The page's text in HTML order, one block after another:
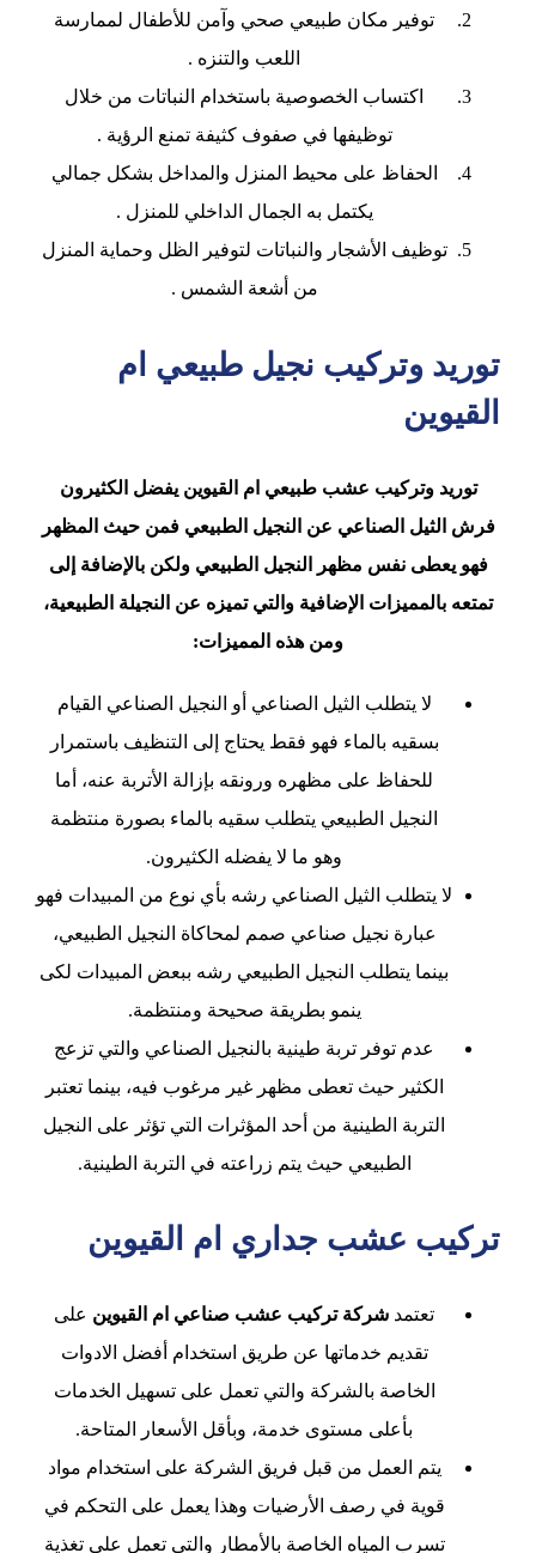
توفير مكان طبيعي صحي وآمن للأطفال لممارسة
اللعب والتنزه .
اكتساب الخصوصية باستخدام النباتات من خلال
توظيفها في صفوف كثيفة تمنع الرؤية .
الحفاظ على محيط المنزل والمداخل بشكل جمالي
يكتمل به الجمال الداخلي للمنزل .
توظيف الأشجار والنباتات لتوفير الظل وحماية المنزل
من أشعة الشمس .
توريد وتركيب نجيل طبيعي ام
القيوين
توريد وتركيب عشب طبيعي ام القيوين يفضل الكثيرون
فرش الثيل الصناعي عن النجيل الطبيعي فمن حيث المظهر
فهو يعطى نفس مظهر النجيل الطبيعي ولكن بالإضافة إلى
تمتعه بالمميزات الإضافية والتي تميزه عن النجيلة الطبيعية،
ومن هذه المميزات:
لا يتطلب الثيل الصناعي أو النجيل الصناعي القيام
بسقيه بالماء فهو فقط يحتاج إلى التنظيف باستمرار
للحفاظ على مظهره ورونقه بإزالة الأتربة عنه، أما
النجيل الطبيعي يتطلب سقيه بالماء بصورة منتظمة
وهو ما لا يفضله الكثيرون.
لا يتطلب الثيل الصناعي رشه بأي نوع من المبيدات فهو
عبارة نجيل صناعي صمم لمحاكاة النجيل الطبيعي،
بينما يتطلب النجيل الطبيعي رشه ببعض المبيدات لكى
ينمو بطريقة صحيحة ومنتظمة.
عدم توفر تربة طينية بالنجيل الصناعي والتي تزعج
الكثير حيث تعطى مظهر غير مرغوب فيه، بينما تعتبر
التربة الطينية من أحد المؤثرات التي تؤثر على النجيل
الطبيعي حيث يتم زراعته في التربة الطينية.
تركيب عشب جداري ام القيوين
تعتمد شركة تركيب عشب صناعي ام القيوين على
تقديم خدماتها عن طريق استخدام أفضل الادوات
الخاصة بالشركة والتي تعمل على تسهيل الخدمات
بأعلى مستوى خدمة، وبأقل الأسعار المتاحة.
يتم العمل من قبل فريق الشركة على استخدام مواد
قوية في رصف الأرضيات وهذا يعمل على التحكم في
تسرب المياه الخاصة بالأمطار والتي تعمل على تغذية